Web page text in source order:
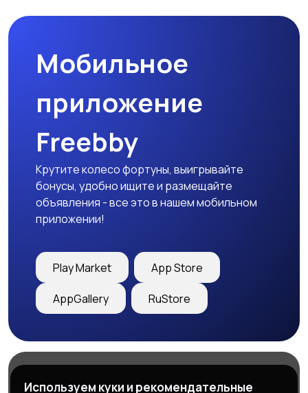
Мобильное
приложение
Freebby
Крутите колесо фортуны, выигрывайте
бонусы, удобно ищите и размещайте
объявления - все это в нашем мобильном
приложении!
Play Market App Store
AppGallery RuStore
Используем куки и рекомендательные